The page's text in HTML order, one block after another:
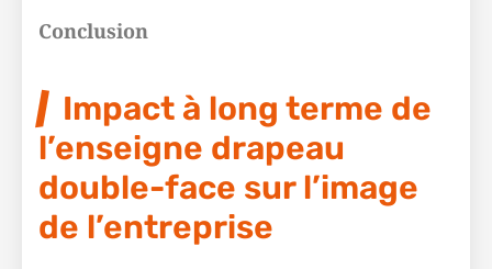
Conclusion
Impact à long terme de
l’enseigne drapeau
double-face sur l’image
de l’entreprise